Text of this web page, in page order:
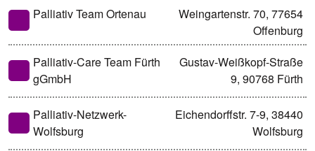
Palliativ Team Ortenau
Weingartenstr. 70, 77654
Offenburg
Palliativ-Care Team Fürth
gGmbH
Gustav-Weißkopf-Straße
9, 90768 Fürth
Palliativ-Netzwerk-
Wolfsburg
Eichendorffstr. 7-9, 38440
Wolfsburg